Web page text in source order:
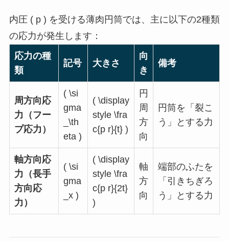
内圧 ( p ) を受ける薄肉円筒では、主に以下の2種類
の応力が発生します：
応力の種
類
記号 大きさ
向
き
備考
周方向応
力（フー
プ応力）
( \si
gma
_\th
eta )
( \display
style \fra
c{p r}{t} )
円
周
方
向
円筒を「裂こ
う」とする力
軸方向応
力（長手
方向応
力）
( \si
gma
_x )
( \display
style \fra
c{p r}{2t}
)
軸
方
向
端部のふたを
「引きちぎろ
う」とする力